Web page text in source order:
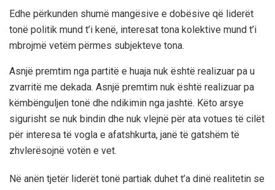
Edhe përkunden shumë mangësive e dobësive që liderët
tonë politik mund t’i kenë, interesat tona kolektive mund t’i
mbrojmë vetëm përmes subjekteve tona.
Asnjë premtim nga partitë e huaja nuk është realizuar pa u
zvarritë me dekada. Asnjë premtim nuk është realizuar pa
këmbënguljen tonë dhe ndikimin nga jashtë. Këto arsye
sigurisht se nuk bindin dhe nuk vlejnë për ata votues të cilët
për interesa të vogla e afatshkurta, janë të gatshëm të
zhvlerësojnë votën e vet.
Në anën tjetër liderët tonë partiak duhet t’a dinë realitetin se